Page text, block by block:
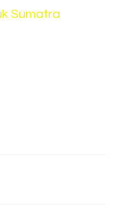
Sumatra